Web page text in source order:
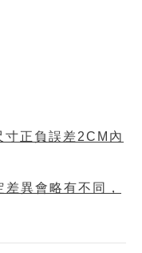
正負誤差2CM內
異會略有不同，